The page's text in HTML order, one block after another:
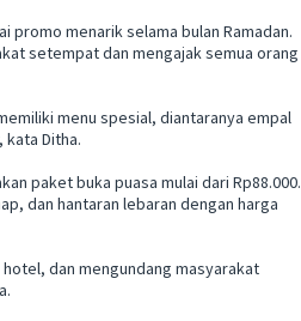
promo menarik selama bulan Ramadan.
setempat dan mengajak semua orang
menu spesial, diantaranya empal
Ditha.
paket buka puasa mulai dari Rp88.000.
dan hantaran lebaran dengan harga
dan mengundang masyarakat